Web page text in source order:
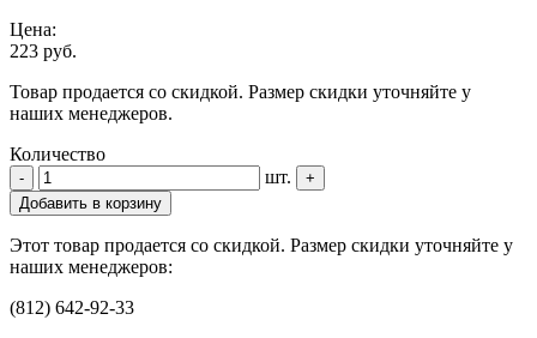
Цена:
223 руб.
Товар продается со скидкой. Размер скидки уточняйте у
наших менеджеров.
Количество
- шт.
+
Добавить в корзину
Этот товар продается со скидкой. Размер скидки уточняйте у
наших менеджеров:
(812) 642-92-33